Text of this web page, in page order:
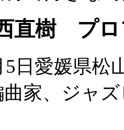
直樹 プロ
5日愛媛県松
家、ジャ